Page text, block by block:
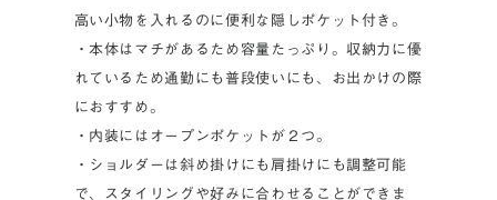
高い小物を入れるのに便利な隠しポケット付き。
・本体はマチがあるため容量たっぷり。収納力に優
れているため通勤にも普段使いにも、お出かけの際
におすすめ。
・内装にはオープンポケットが２つ。
・ショルダーは斜め掛けにも肩掛けにも調整可能
で、スタイリングや好みに合わせることができま